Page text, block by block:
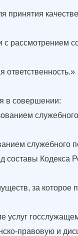
рассмотрением
ответственность.»
в совершении:
служебного
составы Кодекса
за которое
услуг
правовую и